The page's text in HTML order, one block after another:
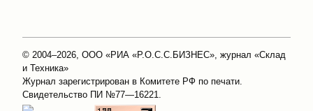
© 2004–2026, ООО «РИА «Р.О.С.С.БИЗНЕС», журнал «Склад
и Техника»
Журнал зарегистрирован в Комитете РФ по печати.
Свидетельство ПИ №77—16221.